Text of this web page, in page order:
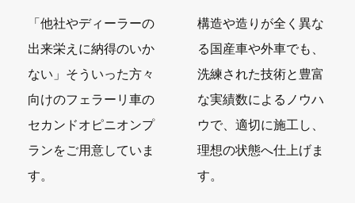
「他社やディーラーの
出来栄えに納得のいか
ない」そういった方々
向けのフェラーリ車の
セカンドオピニオンプ
ランをご用意していま
す。
構造や造りが全く異な
る国産車や外車でも、
洗練された技術と豊富
な実績数によるノウハ
ウで、適切に施工し、
理想の状態へ仕上げま
す。